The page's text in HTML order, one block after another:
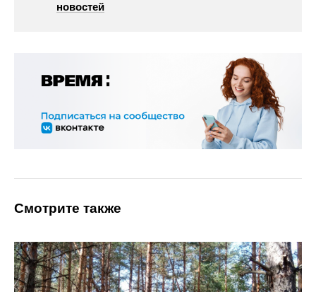
новостей
Смотрите также